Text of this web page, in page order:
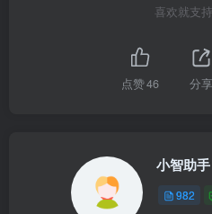
喜欢就支
点赞46 分享
小智助手
982